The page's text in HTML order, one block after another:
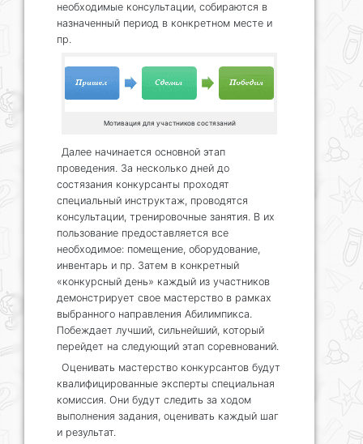
необходимые консультации, собираются в
назначенный период в конкретном месте и
пр.
Мотивация для участников состязаний
Далее начинается основной этап
проведения. За несколько дней до
состязания конкурсанты проходят
специальный инструктаж, проводятся
консультации, тренировочные занятия. В их
пользование предоставляется все
необходимое: помещение, оборудование,
инвентарь и пр. Затем в конкретный
«конкурсный день» каждый из участников
демонстрирует свое мастерство в рамках
выбранного направления Абилимпикса.
Побеждает лучший, сильнейший, который
перейдет на следующий этап соревнований.
Оценивать мастерство конкурсантов будут
квалифицированные эксперты специальная
комиссия. Они будут следить за ходом
выполнения задания, оценивать каждый шаг
и результат.